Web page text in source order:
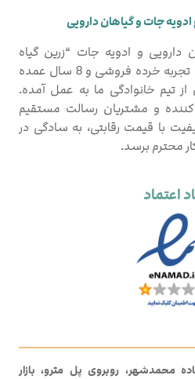
ادویه جات و گیاهان دارویی
دارویی و ادویه جات “زرین گیاه
صدیقی” به واسطه 10 سال تجربه خرده فروشی و 8 سال عمده
تیم خانوادگی ما به عمل آمده.
و مشتریان رسالت مستقیم
با قیمت رقابتی، به سادگی در
محترم برسد.
اعتماد
محمدشهر، روبروی پل مترو، بازار